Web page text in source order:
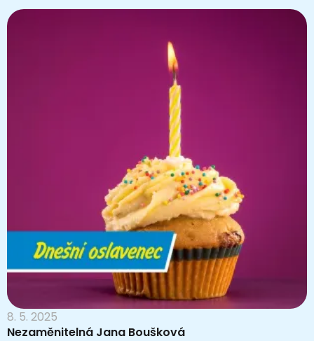
8. 5. 2025
Nezaměnitelná Jana Boušková